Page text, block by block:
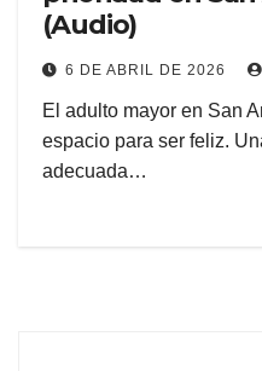
(Audio)
6 DE ABRIL DE 2026
El adulto mayor en San
espacio para ser feliz.
adecuada…